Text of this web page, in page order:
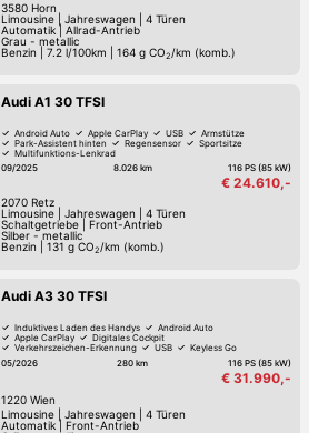
3580 Horn
Limousine| Jahreswagen
4 Türen
Automatik| Allrad-Antrieb
Grau - metallic
Benzin
7.2 l/100km 164 g CO2 /km (komb.)
Audi A1 30 TFSI
Android Auto Apple CarPlay USB
Armstütze
Park-Assistent hinten
Regensensor
Sportsitze
Multifunktions-Lenkrad
09/2025
8.026 km 116 PS (85 kW)
€ 24.610,-
2070 Retz
Limousine| Jahreswagen
4 Türen
Schaltgetriebe| Front-Antrieb
Silber - metallic
Benzin
131 g CO2 /km (komb.)
Audi A3 30 TFSI
Induktives Laden des Handys
Android Auto
Apple CarPlay
Digitales Cockpit
Verkehrszeichen-Erkennung
USB
Keyless Go
Reifendruck-Kontrolle
05/2026 280 km 116 PS (85 kW)
€ 31.990,-
1220 Wien
Limousine| Jahreswagen
4 Türen
Automatik| Front-Antrieb